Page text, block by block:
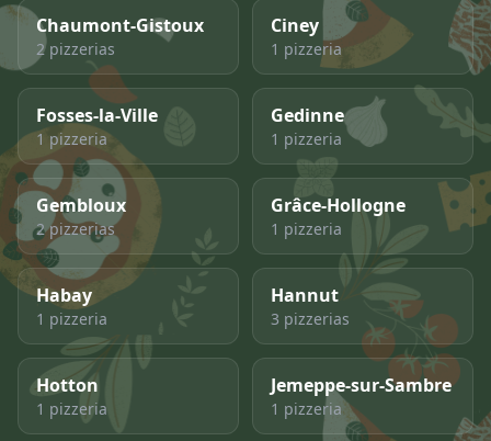
Chaumont-Gistoux
2 pizzerias
Ciney
1 pizzeria
Fosses-la-Ville
1 pizzeria
Gedinne
1 pizzeria
Gembloux
2 pizzerias
Grâce-Hollogne
1 pizzeria
Habay
1 pizzeria
Hannut
3 pizzerias
Hotton
1 pizzeria
Jemeppe-sur-Sambre
1 pizzeria